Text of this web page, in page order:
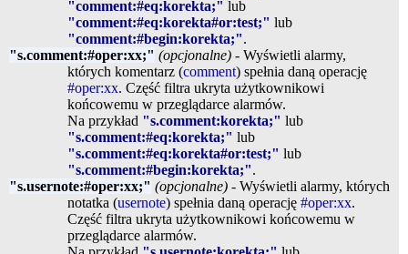
"comment:#eq:korekta;" lub
"comment:#eq:korekta#or:test;" lub
"comment:#begin:korekta;".
"s.comment:#oper:xx;" (opcjonalne) - Wyświetli alarmy,
których komentarz (comment) spełnia daną operację
#oper:xx. Część filtra ukryta użytkownikowi
końcowemu w przeglądarce alarmów.
Na przykład "s.comment:korekta;" lub
"s.comment:#eq:korekta;" lub
"s.comment:#eq:korekta#or:test;" lub
"s.comment:#begin:korekta;".
"s.usernote:#oper:xx;" (opcjonalne) - Wyświetli alarmy, których
notatka (usernote) spełnia daną operację #oper:xx.
Część filtra ukryta użytkownikowi końcowemu w
przeglądarce alarmów.